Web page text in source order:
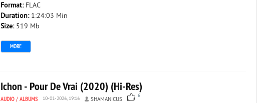
Format: FLAC
Duration: 1:24:03 Min
Size: 519 Mb
MORE
Ichon - Pour De Vrai (2020) (Hi-Res)
AUDIO / ALBUMS 10-01-2026, 19:16 SHAMANICUS
6